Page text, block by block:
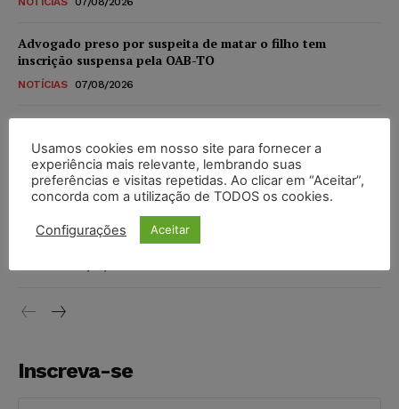
Advogado preso por suspeita de matar o filho tem
inscrição suspensa pela OAB-TO
NOTÍCIAS 07/08/2026
novos para pessoas com deficiência e autistas de todos os
níveis
DIREITO TRIBUTÁRIO 07/08/2026
Justiça do Trabalho mantém justa causa de empregado que
vendia canetas emagrecedoras no local de trabalho
Inscreva-se
Usamos cookies em nosso site para fornecer a
experiência mais relevante, lembrando suas
preferências e visitas repetidas. Ao clicar em “Aceitar”,
concorda com a utilização de TODOS os cookies.
Configurações Aceitar